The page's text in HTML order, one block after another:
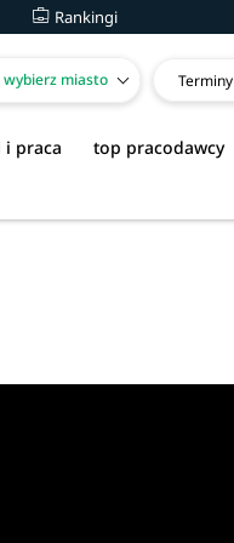
Rankingi
wybierz miasto Terminy
i praca top pracodawcy